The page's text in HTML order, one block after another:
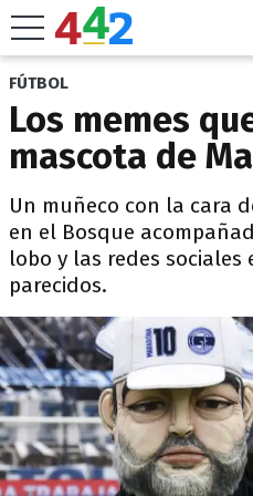
FÚTBOL
Los memes
mascota de
Un muñeco con la cara
en el Bosque
lobo y las redes
parecidos.